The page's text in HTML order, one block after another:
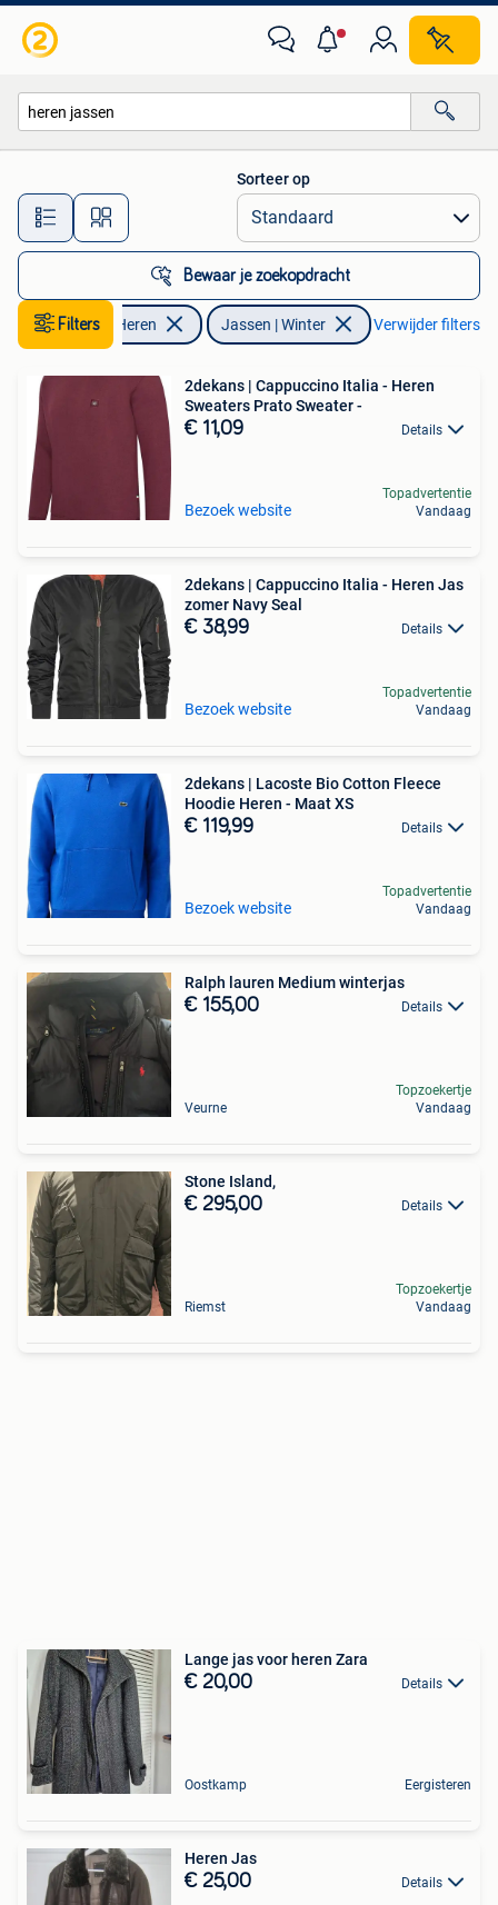
Alle afstanden…
Sorteer op
Bewaar je zoekopdracht
Filters
Kleding | Heren Jassen | Winter Verwijder filters
2dekans | Cappuccino Italia - Heren
Sweaters Prato Sweater -
€ 11,09 Details
Bezoek website
Topadvertentie
Vandaag
2dekans | Cappuccino Italia - Heren Jas
zomer Navy Seal
€ 38,99 Details
Bezoek website
Topadvertentie
Vandaag
2dekans | Lacoste Bio Cotton Fleece
Hoodie Heren - Maat XS
€ 119,99 Details
Bezoek website
Topadvertentie
Vandaag
Ralph lauren Medium winterjas
€ 155,00 Details
Veurne
Topzoekertje
Vandaag
Stone Island,
€ 295,00 Details
Riemst
Topzoekertje
Vandaag
Lange jas voor heren Zara
€ 20,00 Details
Oostkamp Eergisteren
Heren Jas
€ 25,00 Details